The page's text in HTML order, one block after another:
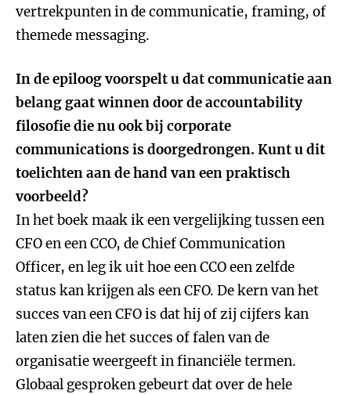
vertrekpunten in de communicatie, framing, of
themede messaging.
In de epiloog voorspelt u dat communicatie aan
belang gaat winnen door de accountability
filosofie die nu ook bij corporate
communications is doorgedrongen. Kunt u dit
toelichten aan de hand van een praktisch
voorbeeld?
In het boek maak ik een vergelijking tussen een
CFO en een CCO, de Chief Communication
Officer, en leg ik uit hoe een CCO een zelfde
status kan krijgen als een CFO. De kern van het
succes van een CFO is dat hij of zij cijfers kan
laten zien die het succes of falen van de
organisatie weergeeft in financiële termen.
Globaal gesproken gebeurt dat over de hele